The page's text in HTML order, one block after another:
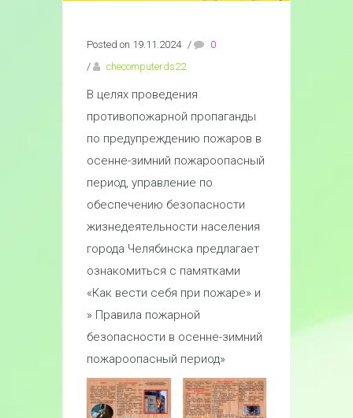
Posted on 19.11.2024 /
0
/
checomputerds22
В целях проведения
противопожарной пропаганды
по предупреждению пожаров в
осенне-зимний пожароопасный
период, управление по
обеспечению безопасности
жизнедеятельности населения
города Челябинска предлагает
ознакомиться с памятками
«Как вести себя при пожаре» и
» Правила пожарной
безопасности в осенне-зимний
пожароопасный период»